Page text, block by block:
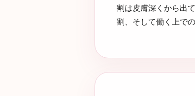
割は皮膚深くから出
割、そして働く上で